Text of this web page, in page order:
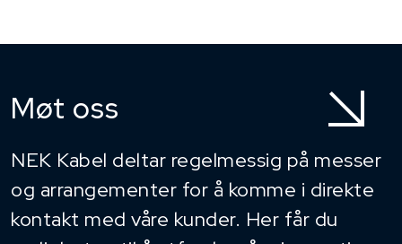
Møt oss
NEK Kabel deltar regelmessig på messer
og arrangementer for å komme i direkte
kontakt med våre kunder. Her får du